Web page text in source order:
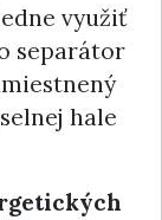
využiť
separátor
hale